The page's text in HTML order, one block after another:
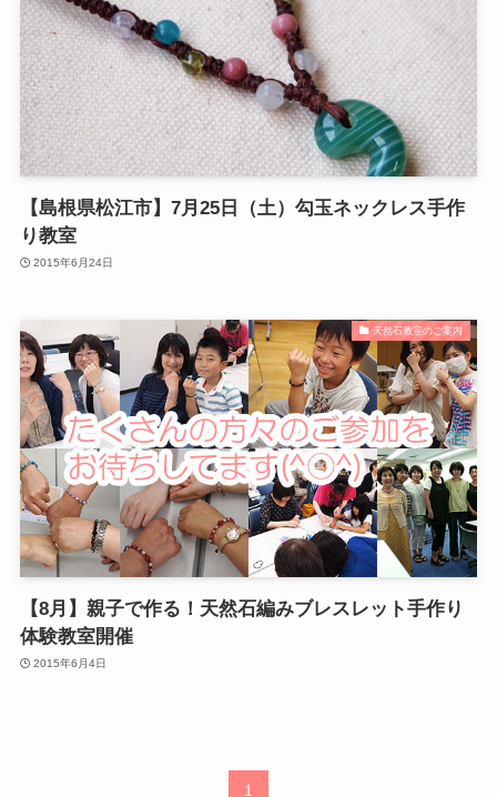
【島根県松江市】7月25日（土）勾玉ネックレス手作
り教室
2015年6月24日
天然石教室のご案内
【8月】親子で作る！天然石編みブレスレット手作り
体験教室開催
2015年6月4日
1